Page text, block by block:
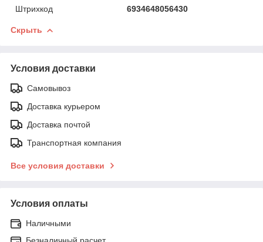
Штрихкод
6934648056430
Скрыть
Условия доставки
Самовывоз
Доставка курьером
Доставка почтой
Транспортная компания
Все условия доставки
Условия оплаты
Наличными
Безналичный расчет